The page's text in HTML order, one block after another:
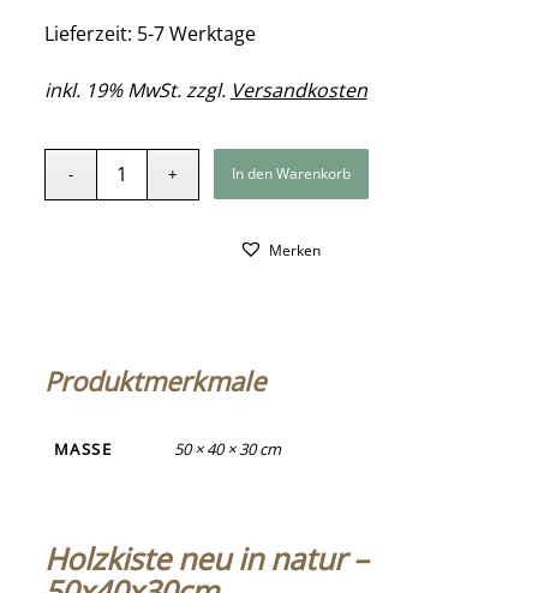
Lieferzeit: 5-7 Werktage
inkl. 19% MwSt. zzgl. Versandkosten
In den Warenkorb
Merken
Produktmerkmale
MASSE 50 × 40 × 30 cm
Holzkiste neu in natur –